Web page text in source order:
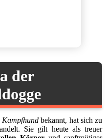
der
Kampfhund bekannt, hat sich zu
Sie gilt heute als treuer